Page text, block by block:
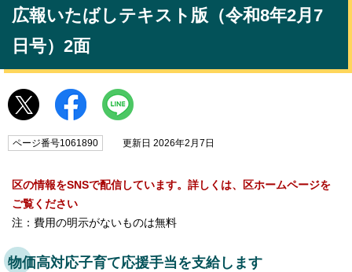
広報いたばしテキスト版（令和8年2月7
日号）2面
ページ番号1061890 更新日 2026年2月7日
区の情報をSNSで配信しています。詳しくは、区ホームページを
ご覧ください
注：費用の明示がないものは無料
物価高対応子育て応援手当を支給します